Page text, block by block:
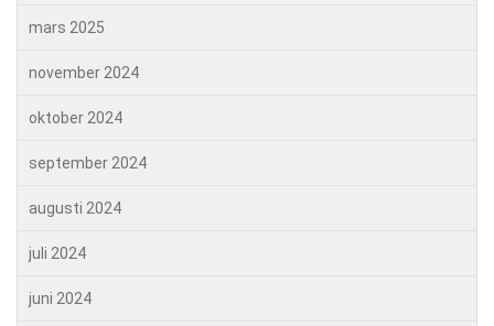
mars 2025
november 2024
oktober 2024
september 2024
augusti 2024
juli 2024
juni 2024